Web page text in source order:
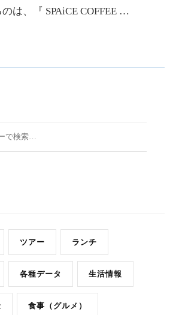
は、『 SPAiCE COFFEE …
ツアー ランチ
各種データ 生活情報
食事（グルメ）